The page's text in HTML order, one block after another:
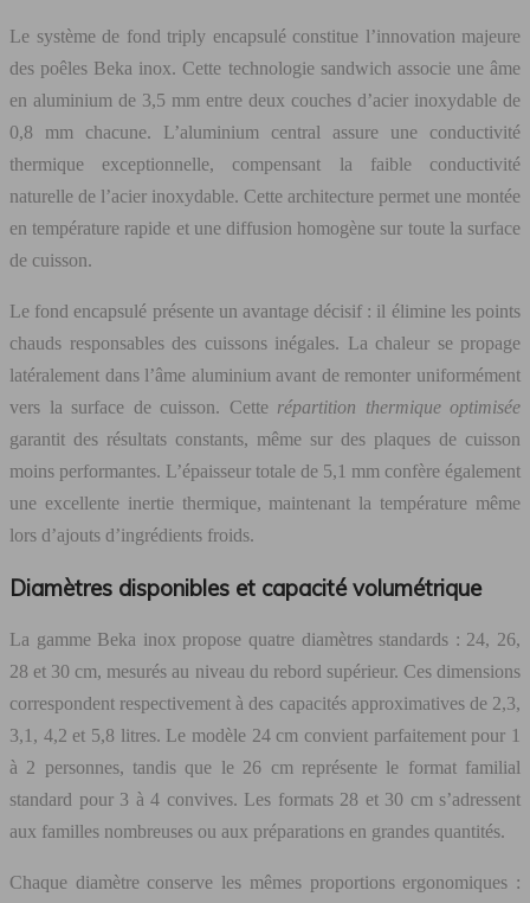
Le système de fond triply encapsulé constitue l’innovation majeure
des poêles Beka inox. Cette technologie sandwich associe une âme
en aluminium de 3,5 mm entre deux couches d’acier inoxydable de
0,8 mm chacune. L’aluminium central assure une conductivité
thermique exceptionnelle, compensant la faible conductivité
naturelle de l’acier inoxydable. Cette architecture permet une montée
en température rapide et une diffusion homogène sur toute la surface
de cuisson.
Le fond encapsulé présente un avantage décisif : il élimine les points
chauds responsables des cuissons inégales. La chaleur se propage
latéralement dans l’âme aluminium avant de remonter uniformément
vers la surface de cuisson. Cette répartition thermique optimisée
garantit des résultats constants, même sur des plaques de cuisson
moins performantes. L’épaisseur totale de 5,1 mm confère également
une excellente inertie thermique, maintenant la température même
lors d’ajouts d’ingrédients froids.
Diamètres disponibles et capacité volumétrique
La gamme Beka inox propose quatre diamètres standards : 24, 26,
28 et 30 cm, mesurés au niveau du rebord supérieur. Ces dimensions
correspondent respectivement à des capacités approximatives de 2,3,
3,1, 4,2 et 5,8 litres. Le modèle 24 cm convient parfaitement pour 1
à 2 personnes, tandis que le 26 cm représente le format familial
standard pour 3 à 4 convives. Les formats 28 et 30 cm s’adressent
aux familles nombreuses ou aux préparations en grandes quantités.
Chaque diamètre conserve les mêmes proportions ergonomiques :